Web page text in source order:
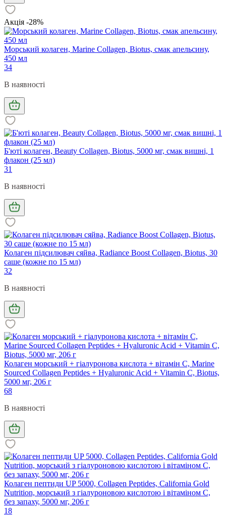
Акція -28%
Морський колаген, Marine Collagen, Biotus, смак апельсину,
450 мл
34
В наявності
Б'юті колаген, Beauty Collagen, Biotus, 5000 мг, смак вишні, 1
флакон (25 мл)
31
В наявності
Колаген підсилювач сяйва, Radiance Boost Collagen, Biotus, 30
саше (кожне по 15 мл)
32
В наявності
Колаген морський + гіалуронова кислота + вітамін С, Marine
Sourced Collagen Peptides + Hyaluronic Acid + Vitamin C, Biotus,
5000 мг, 206 г
68
В наявності
Колаген пептиди UP 5000, Collagen Peptides, California Gold
Nutrition, морський з гіалуроновою кислотою і вітаміном С,
без запаху, 5000 мг, 206 г
18